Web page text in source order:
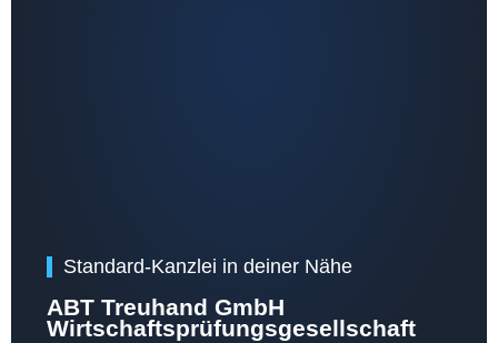
Standard-Kanzlei in deiner Nähe
ABT Treuhand GmbH
Wirtschaftsprüfungsgesellschaft